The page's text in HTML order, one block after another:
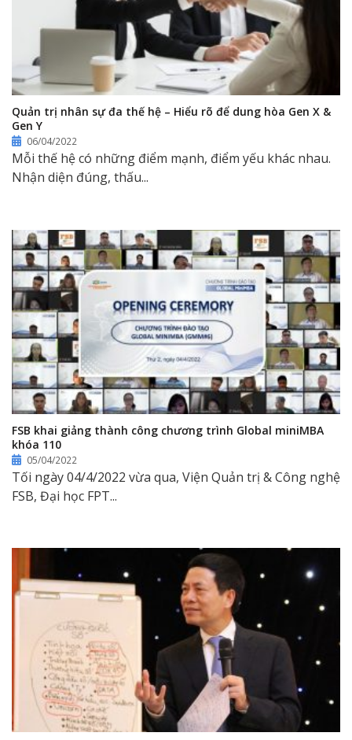
Quản trị nhân sự đa thế hệ – Hiểu rõ để dung hòa Gen X &
Gen Y
06/04/2022
Mỗi thế hệ có những điểm mạnh, điểm yếu khác nhau.
Nhận diện đúng, thấu...
FSB khai giảng thành công chương trình Global miniMBA
khóa 110
05/04/2022
Tối ngày 04/4/2022 vừa qua, Viện Quản trị & Công nghệ
FSB, Đại học FPT...